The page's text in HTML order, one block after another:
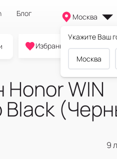
Блог Москва
Укажите Ваш
Москва
0
Избранное
WIN
Black
9